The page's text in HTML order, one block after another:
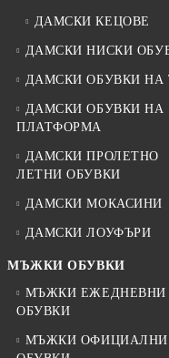
ДАМСКИ КЕЦОВЕ
ДАМСКИ НИСКИ
ДАМСКИ ОБУВКИ НА
ДАМСКИ ОБУВКИ НА
ПЛАТФОРМА
ДАМСКИ ПРОЛЕТНО
ЛЕТНИ ОБУВКИ
ДАМСКИ МОКАСИНИ
ДАМСКИ ЛОУФЪРИ
МЪЖКИ ОБУВКИ
МЪЖКИ ЕЖЕДНЕВНИ
ОБУВКИ
МЪЖКИ ОФИЦИАЛНИ